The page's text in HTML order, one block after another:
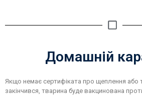
Домашній
Якщо немає сертифіката про щеплення або
закінчився, тварина буде вакцинована